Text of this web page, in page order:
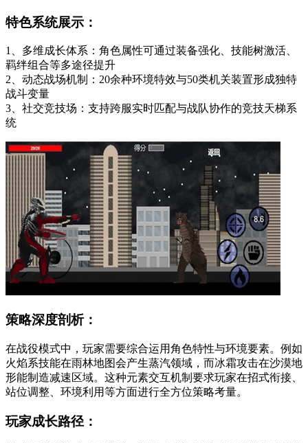
特色系统展示：
1、多维成长体系：角色属性可通过装备强化、技能树激活、
羁绊组合等多途径提升
2、动态战场机制：20余种环境特效与50类机关装置形成独特
战斗变量
3、社交竞技场：支持跨服实时匹配与战队协作的竞技天梯系
统
策略深度剖析：
在战役模式中，玩家需要综合运用角色特性与环境要素。例如
火焰系技能在雨林地图会产生蒸汽领域，而冰霜攻击在沙漠地
形能制造减速区域。这种元素交互机制要求玩家在招式衔接、
站位调整、环境利用等方面进行全方位策略考量。
玩家成长路径：